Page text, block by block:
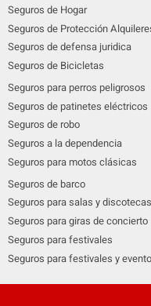
Seguros de Hogar
Seguros de Protección
Seguros de defensa juridica
Seguros de Bicicletas
Seguros para perros peligrosos
Seguros de patinetes eléctricos
Seguros de robo
Seguros a la dependencia
Seguros para motos clásicas
Seguros de barco
Seguros para salas y discotecas
Seguros para giras de concierto
Seguros para festivales
Seguros para festivales y